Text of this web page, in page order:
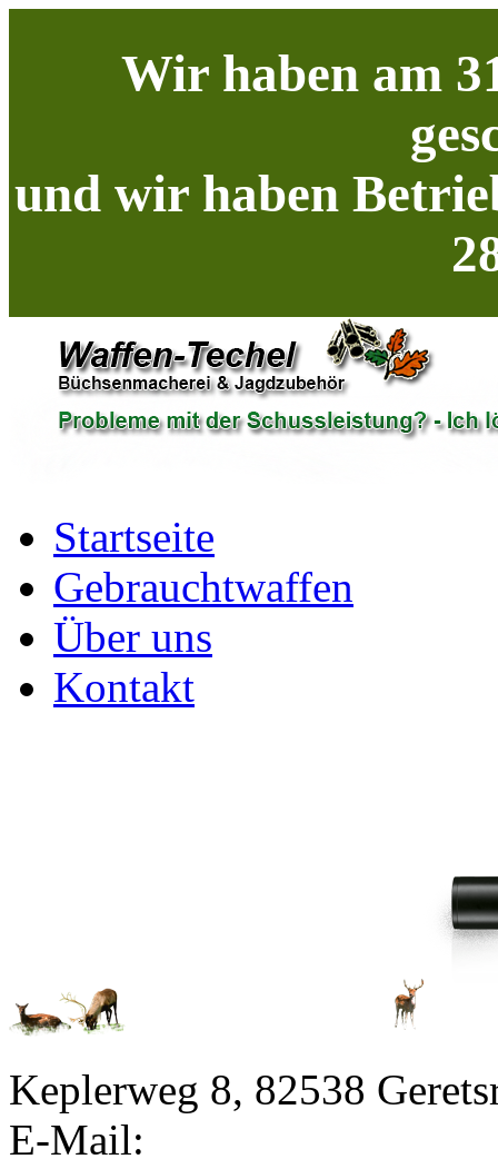
Wir haben am
und wir haben
Startseite
Gebrauchtwaffen
Über uns
Kontakt
Keplerweg 8, 82538
E-Mail: